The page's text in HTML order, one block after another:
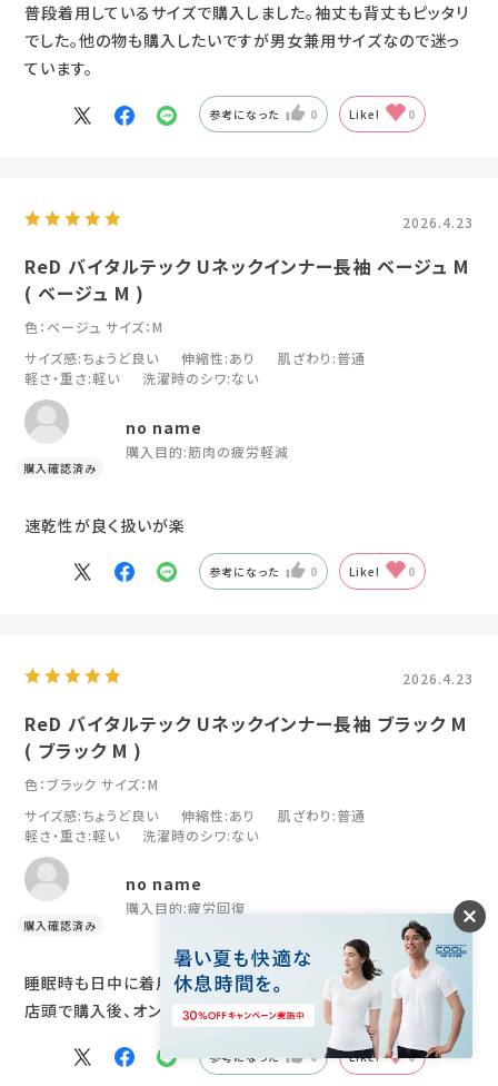
普段着用しているサイズで購入しました。袖丈も背丈もピッタリ
でした。他の物も購入したいですが男女兼用サイズなので迷っ
ています。
参考になった 0 Like! 0
2026.4.23
ReD バイタルテック Uネックインナー長袖 ベージュ M
( ベージュ M )
色：ベージュ サイズ：M
サイズ感:ちょうど良い 伸縮性:あり 肌ざわり :普通
軽さ・重さ:軽い 洗濯時のシワ:ない
no name
購入目的:筋肉の疲労軽減
速乾性が良く扱いが楽
参考になった 0 Like! 0
2026.4.23
ReD バイタルテック Uネックインナー長袖 ブラック M
( ブラック M )
色：ブラック サイズ：M
サイズ感:ちょうど良い 伸縮性:あり 肌ざわり :普通
軽さ・重さ:軽い 洗濯時のシワ:ない
no name
購入目的:疲労回復
睡眠時も日中に着用しても、とても快適です、
店頭で購入後、オンラインで追加購入致しました
参考になった 0 Like! 0